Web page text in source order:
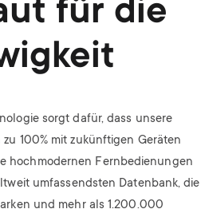
für die
sorgt dafür, dass unsere
100% mit zukünftigen Geräten
hochmodernen Fernbedienungen
umfassendsten Datenbank, die
und mehr als 1.200.000